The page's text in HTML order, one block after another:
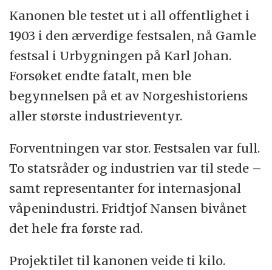
Kanonen ble testet ut i all offentlighet i
1903 i den ærverdige festsalen, nå Gamle
festsal i Urbygningen på Karl Johan.
Forsøket endte fatalt, men ble
begynnelsen på et av Norgeshistoriens
aller største industrieventyr.
Forventningen var stor. Festsalen var full.
To statsråder og industrien var til stede –
samt representanter for internasjonal
våpenindustri. Fridtjof Nansen bivånet
det hele fra første rad.
Projektilet til kanonen veide ti kilo.